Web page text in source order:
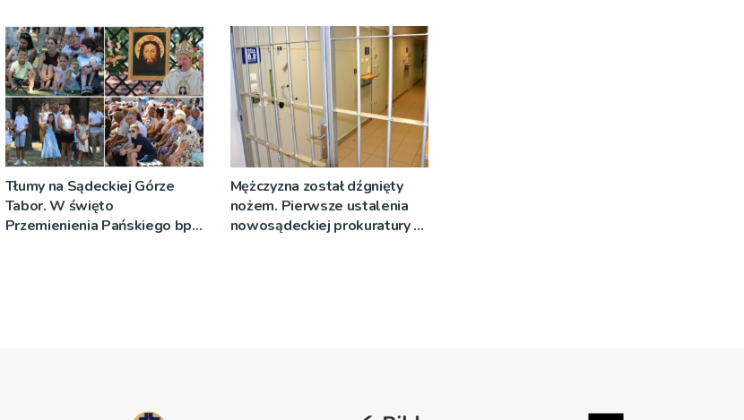
Tłumy na Sądeckiej Górze
Tabor. W święto
Przemienienia Pańskiego bp
Mężczyzna został dźgnięty
nożem. Pierwsze ustalenia
nowosądeckiej prokuratury w